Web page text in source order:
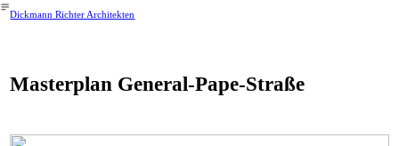
︎
Dickmann Richter Architekten
Masterplan General-Pape-Straße